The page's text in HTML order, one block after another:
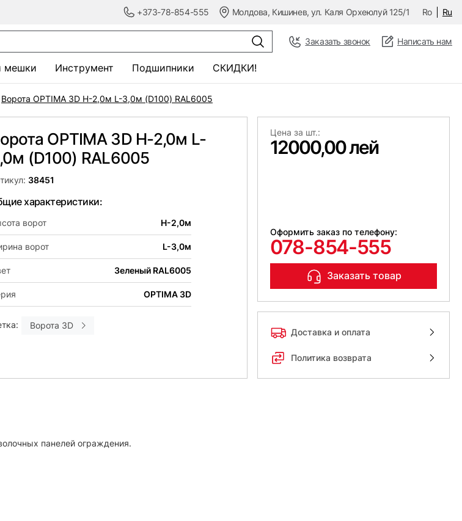
+373-78-854-555 Молдова, Кишинев, ул. Каля Орхеюлуй 125/1 Ro Ru
Заказать звонок Написать нам
мешки Инструмент Подшипники СКИДКИ!
Ворота OPTIMA 3D H-2,0м L-3,0м (D100) RAL6005
OPTIMA 3D H-2,0м L-
(D100) RAL6005
38451
характеристики:
ворот H-2,0м
ворот L-3,0м
Зеленый RAL6005
OPTIMA 3D
Ворота 3D
Цена за шт.:
12000,00 лей
Оформить заказ по телефону:
078-854-555
Заказать товар
Доставка и оплата
Политика возврата
панелей ограждения.